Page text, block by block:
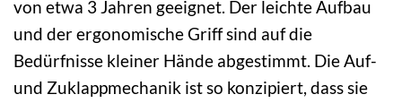
von etwa 3 Jahren geeignet. Der leichte Aufbau
und der ergonomische Griff sind auf die
Bedürfnisse kleiner Hände abgestimmt. Die Auf-
und Zuklappmechanik ist so konzipiert, dass sie